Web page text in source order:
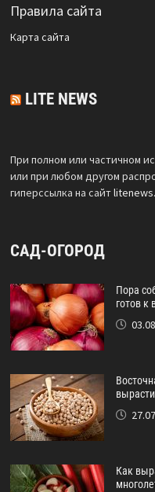
Правила сайта
Карта сайта
LITE NEWS
При полном или частичном
или при любом другом
гиперссылка на сайт
САД-ОГОРОД
Пора
готов
Как